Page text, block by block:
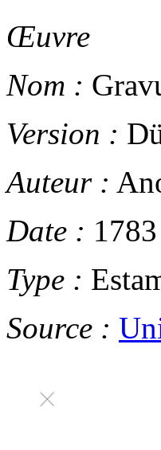
Œuvre
Nom :
Version :
Auteur :
Date : 1783
Type :
Source :